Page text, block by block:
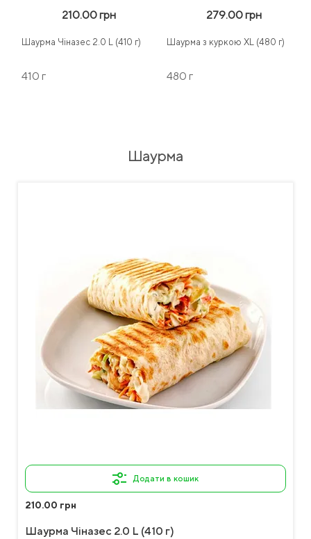
210.00 грн
Шаурма Чіназес 2.0 L (410 г)
410 г
279.00 грн
Шаурма з куркою XL (480 г)
480 г
Шаурма
Додати в кошик
210.00 грн
Шаурма Чіназес 2.0 L (410 г)